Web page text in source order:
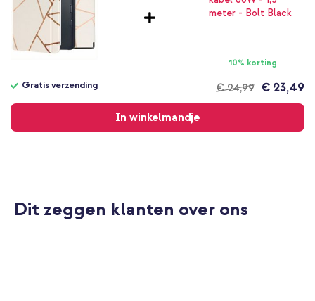
10% korting
€ 24,99
Gratis verzending € 23,49
In winkelmandje
verzending
Dit zeggen klanten over ons